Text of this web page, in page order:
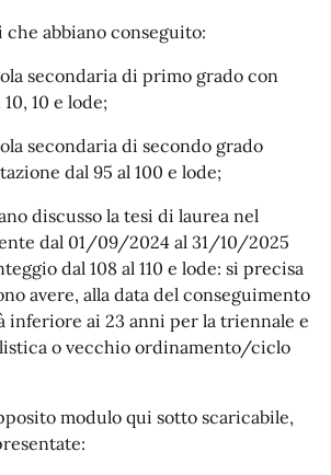
abbiano conseguito:
secondaria di primo grado con
10 e lode;
secondaria di secondo grado
dal 95 al 100 e lode;
discusso la tesi di laurea nel
dal 01/09/2024 al 31/10/2025
dal 108 al 110 e lode: si precisa
avere, alla data del conseguimento
inferiore ai 23 anni per la triennale e
o vecchio ordinamento/ciclo
modulo qui sotto scaricabile,